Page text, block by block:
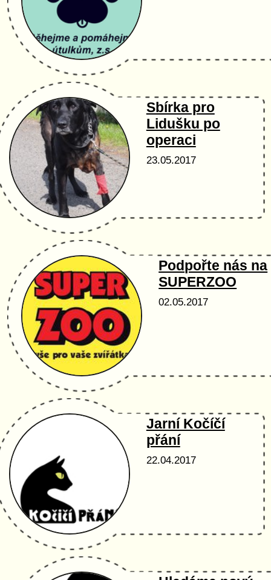
Sbírka pro
Lidušku po
operaci
23.05.2017
Podpořte nás na
SUPERZOO
02.05.2017
Jarní Kočíčí
přání
22.04.2017